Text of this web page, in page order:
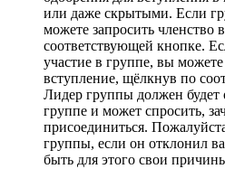
или даже скрытыми. Если
можете запросить членство
соответствующей кнопке.
участие в группе, вы можете
вступление, щёлкнув по
Лидер группы должен будет
группе и может спросить,
присоединиться.
группы, если он отклонил
быть для этого свои